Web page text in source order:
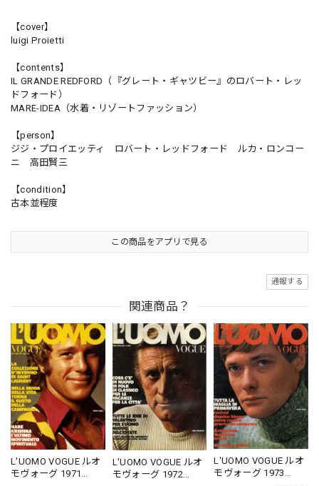
【cover】
luigi Proietti
【contents】
IL GRANDE REDFORD（『グレート・ギャツビー』のロバート・レッ
ドフォード）
MARE-IDEA（水着・リゾートファッション）
【person】
ジジ・プロイエッティ ロバート・レッドフォード ルカ・ロンコー
ニ 高田賢三
【condition】
古本並程度
この商品をアプリで見る
通報する
関連商品？
L'UOMO VOGUE ルオ
モヴォーグ 1971
L'UOMO VOGUE ルオ
モヴォーグ 1972
L'UOMO VOGUE ルオ
モヴォーグ 1973